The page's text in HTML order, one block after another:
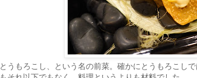
とうもろこし、という名の前菜。確かにとうもろこし